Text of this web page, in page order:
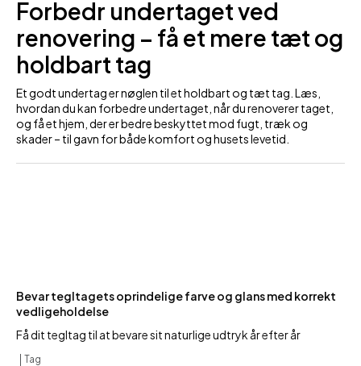
Forbedr undertaget ved
renovering – få et mere tæt og
holdbart tag
Et godt undertag er nøglen til et holdbart og tæt tag. Læs,
hvordan du kan forbedre undertaget, når du renoverer taget,
og få et hjem, der er bedre beskyttet mod fugt, træk og
skader – til gavn for både komfort og husets levetid.
Bevar tegltagets oprindelige farve og glans med korrekt
vedligeholdelse
Få dit tegltag til at bevare sit naturlige udtryk år efter år
Tag